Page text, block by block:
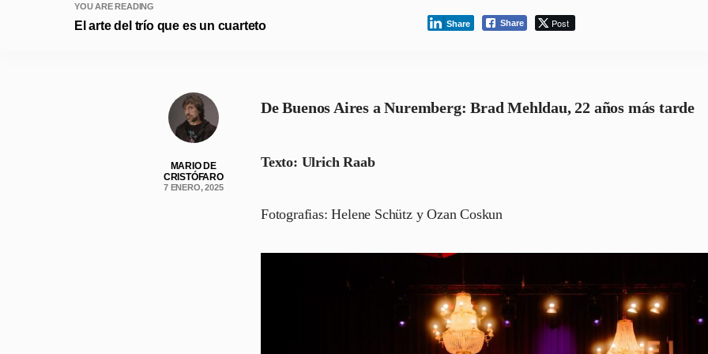
YOU ARE READING
El arte del trío que es un cuarteto Share Post
Share
MARIO DE
CRISTÓFARO
7 ENERO, 2025
De Buenos Aires a Nuremberg: Brad Mehldau, 22 años más tarde
Texto: Ulrich Raab
Fotografias: Helene Schütz y Ozan Coskun